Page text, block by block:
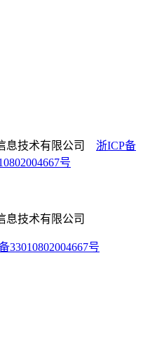
息技术有限公司 浙ICP备
号
息技术有限公司
33010802004667号